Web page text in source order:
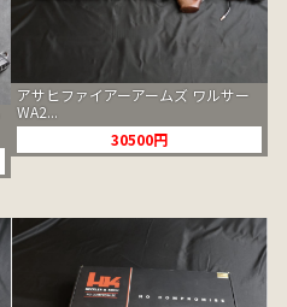
アサヒファイアーアームズ ワルサー
WA2...
30500円